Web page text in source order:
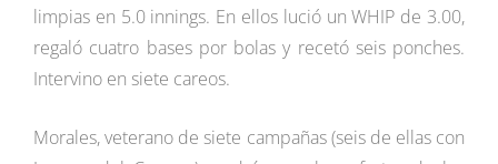
limpias en 5.0 innings. En ellos lució un WHIP de 3.00,
regaló cuatro bases por bolas y recetó seis ponches.
Intervino en siete careos.
Morales, veterano de siete campañas (seis de ellas con